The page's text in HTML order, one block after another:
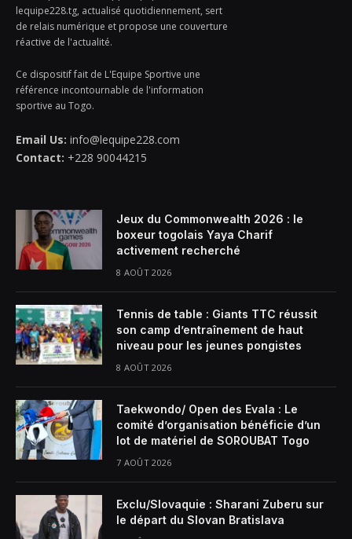
lequipe228.tg, actualisé quotidiennement, sert
de relais numérique et propose une couverture
réactive de l'actualité.
Ce dispositif fait de L'Equipe Sportive une
référence incontournable de l'information
sportive au Togo.
Email Us: info@lequipe228.com
Contact: +228 90044215
Jeux du Commonwealth 2026 : le
boxeur togolais Yaya Charif
activement recherché
8 AOÛT 2026
Tennis de table : Giants TTC réussit
son camp d’entraînement de haut
niveau pour les jeunes pongistes
8 AOÛT 2026
Taekwondo/ Open des Evala : Le
comité d’organisation bénéficie d’un
lot de matériel de SOROUBAT Togo
7 AOÛT 2026
Exclu/Slovaquie : Sharani Zuberu sur
le départ du Slovan Bratislava